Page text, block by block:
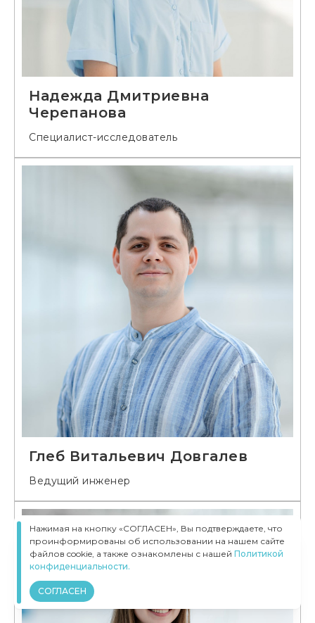
Надежда Дмитриевна
Черепанова
Специалист-исследователь
Глеб Витальевич Довгалев
Ведущий инженер
Нажимая на кнопку «СОГЛАСЕН», Вы подтверждаете, что
проинформированы об использовании на нашем сайте
файлов cookie, а также ознакомлены с нашей Политикой
конфиденциальности.
СОГЛАСЕН